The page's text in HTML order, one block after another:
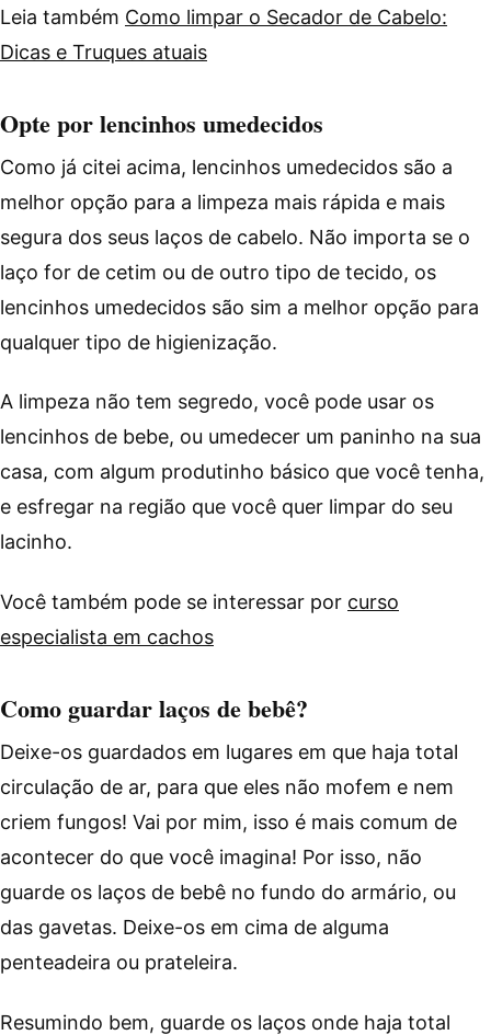
Leia também Como limpar o Secador de Cabelo:
Dicas e Truques atuais
Opte por lencinhos umedecidos
Como já citei acima, lencinhos umedecidos são a
melhor opção para a limpeza mais rápida e mais
segura dos seus laços de cabelo. Não importa se o
laço for de cetim ou de outro tipo de tecido, os
lencinhos umedecidos são sim a melhor opção para
qualquer tipo de higienização.
A limpeza não tem segredo, você pode usar os
lencinhos de bebe, ou umedecer um paninho na sua
casa, com algum produtinho básico que você tenha,
e esfregar na região que você quer limpar do seu
lacinho.
Você também pode se interessar por curso
especialista em cachos
Como guardar laços de bebê?
Deixe-os guardados em lugares em que haja total
circulação de ar, para que eles não mofem e nem
criem fungos! Vai por mim, isso é mais comum de
acontecer do que você imagina! Por isso, não
guarde os laços de bebê no fundo do armário, ou
das gavetas. Deixe-os em cima de alguma
penteadeira ou prateleira.
Resumindo bem, guarde os laços onde haja total